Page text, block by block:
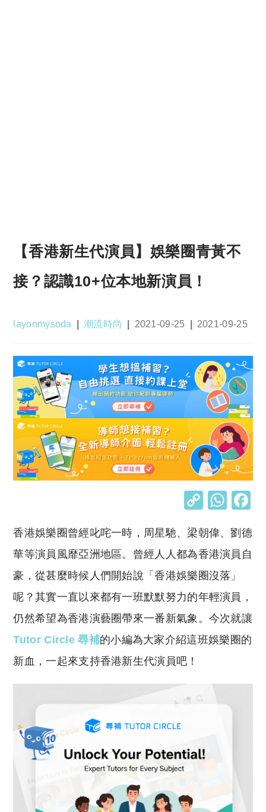
【香港新生代演員】娛樂圈青黃不
接？認識10+位本地新演員！
Post
layonmysoda
Post
潮流時尚
Post
2021-09-25
Post
2021-09-25
C
p
y
Li
n
k
W
at
s
A
p
p
香港娛樂圈曾經叱咤一時，周星馳、梁朝偉、劉德
華等演員風靡亞洲地區。曾經人人都為香港演員自
豪，從甚麼時候人們開始說「香港娛樂圈沒落」
呢？其實一直以來都有一班默默努力的年輕演員，
仍然希望為香港演藝圈帶來一番新氣象。今次就讓
Tutor Circle 尋補的小編為大家介紹這班娛樂圈的
新血，一起來支持香港新生代演員吧！